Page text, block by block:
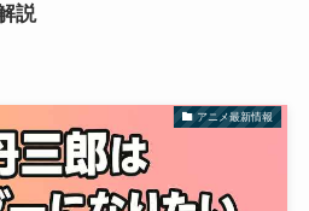
説
アニメ最新情報